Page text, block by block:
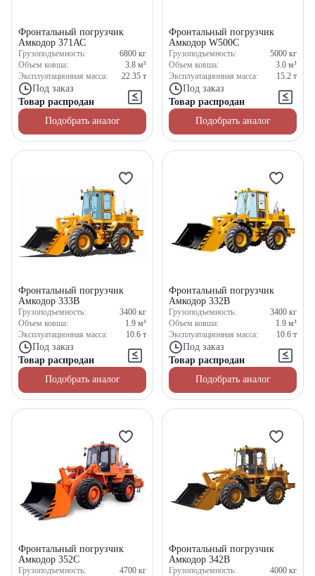
Фронтальный погрузчик
Амкодор 371АС
Грузоподъемность: 6800 кг
Объем ковша:
3.8 м³
Эксплуатационная масса:
22.35 т
Под заказ
Товар распродан
Подобрать аналог
Фронтальный погрузчик
Амкодор W500C
Грузоподъемность: 5000 кг
Объем ковша:
3.0 м³
Эксплуатационная масса:
15.2 т
Под заказ
Товар распродан
Подобрать аналог
Фронтальный погрузчик
Амкодор 333В
Грузоподъемность: 3400 кг
Объем ковша:
1.9 м³
Эксплуатационная масса:
10.6 т
Под заказ
Товар распродан
Подобрать аналог
Фронтальный погрузчик
Амкодор 332В
Грузоподъемность: 3400 кг
Объем ковша:
1.9 м³
Эксплуатационная масса:
10.6 т
Под заказ
Товар распродан
Подобрать аналог
Фронтальный погрузчик
Амкодор 352С
Грузоподъемность: 4700 кг
Фронтальный погрузчик
Амкодор 342В
Грузоподъемность: 4000 кг